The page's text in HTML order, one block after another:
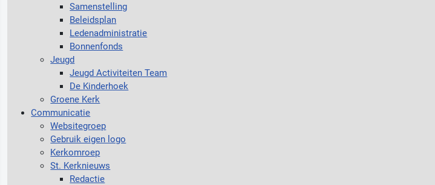
Samenstelling
Beleidsplan
Ledenadministratie
Bonnenfonds
Jeugd
Jeugd Activiteiten Team
De Kinderhoek
Groene Kerk
Communicatie
Websitegroep
Gebruik eigen logo
Kerkomroep
St. Kerknieuws
Redactie